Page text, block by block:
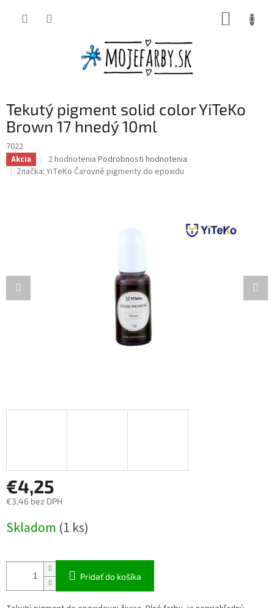
Tekutý pigment solid color YiTeKo
Brown 17 hnedý 10ml
7022
Akcia
Priemerné
hodnotenie
2 hodnotenia Podrobnosti hodnotenia
Značka: YiTeKo Čarovné pigmenty do epoxidu
€4,25
€3,46 bez DPH
cena:
Skladom (1 ks)
Pridať do košíka